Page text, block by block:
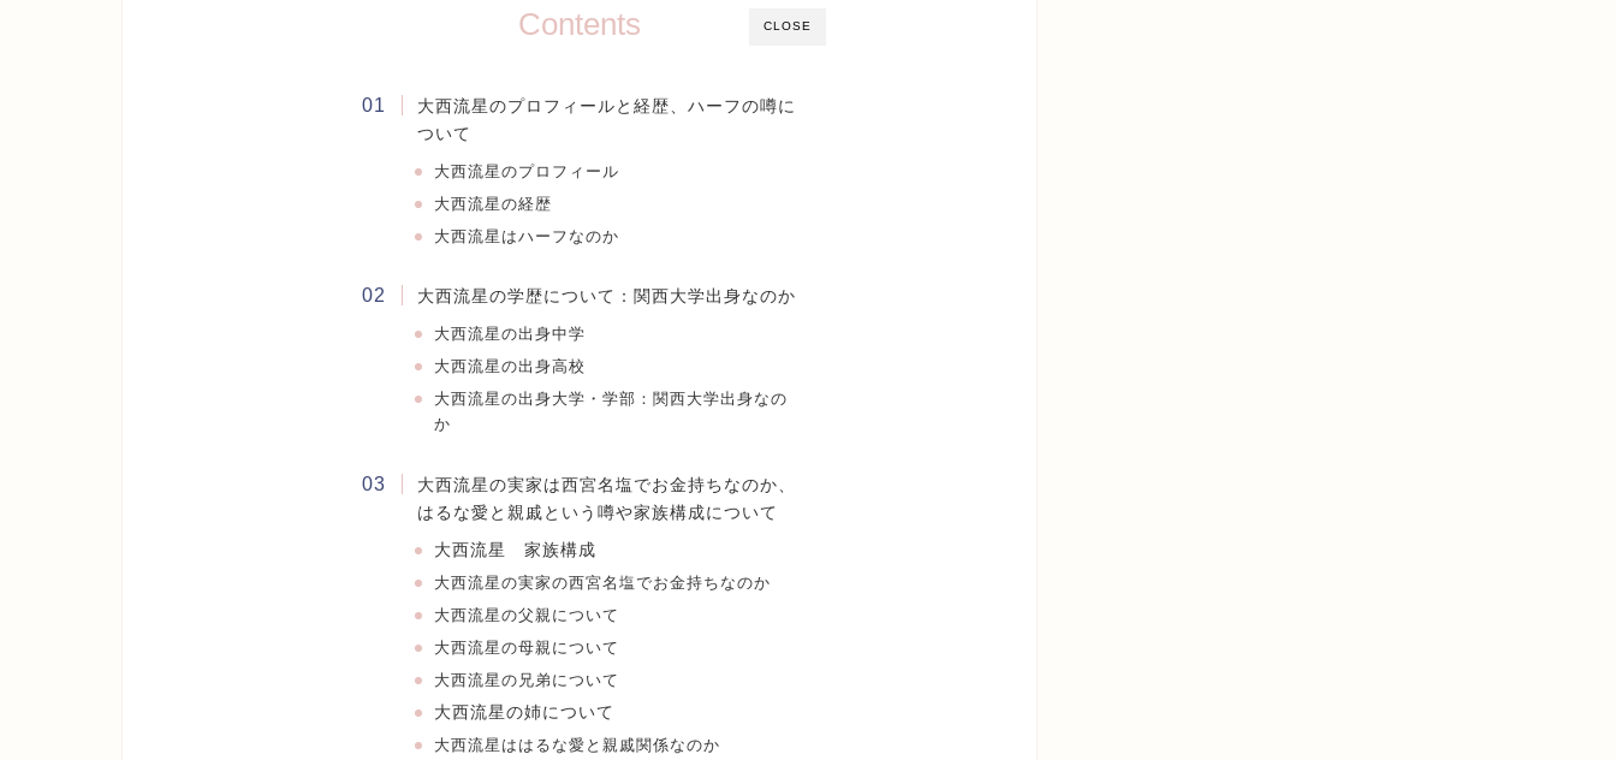
CLOSE
Contents
大西流星のプロフィールと経歴、ハーフの噂に
ついて
大西流星のプロフィール
大西流星の経歴
大西流星はハーフなのか
大西流星の学歴について：関西大学出身なのか
大西流星の出身中学
大西流星の出身高校
大西流星の出身大学・学部：関西大学出身なの
か
大西流星の実家は西宮名塩でお金持ちなのか、
はるな愛と親戚という噂や家族構成について
大西流星 家族構成
大西流星の実家の西宮名塩でお金持ちなのか
大西流星の父親について
大西流星の母親について
大西流星の兄弟について
大西流星の姉について
大西流星ははるな愛と親戚関係なのか